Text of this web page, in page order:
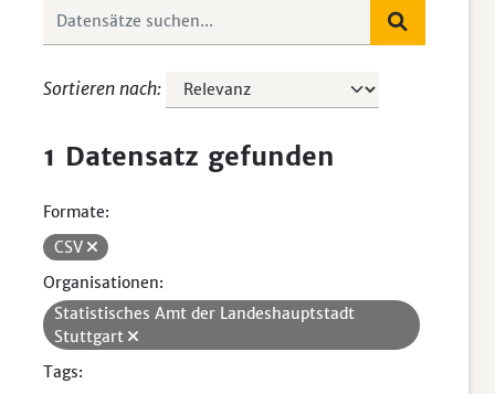
Sortieren nach
1 Datensatz gefunden
Formate:
CSV
Organisationen:
Statistisches Amt der Landeshauptstadt
Stuttgart
Tags: